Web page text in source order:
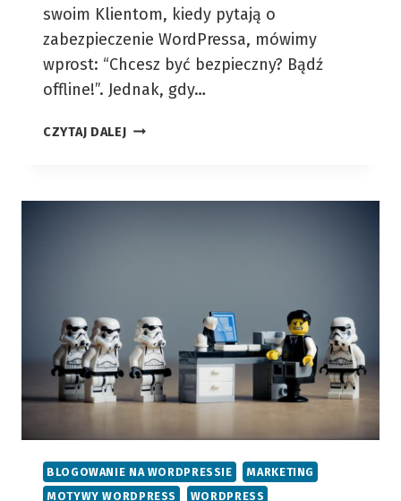
swoim Klientom, kiedy pytają o
zabezpieczenie WordPressa, mówimy
wprost: “Chcesz być bezpieczny? Bądź
offline!”. Jednak, gdy…
CZYTAJ DALEJPODNIEŚ
BLOGOWANIE NA WORDPRESSIE
MARKETING
MOTYWY WORDPRESS
WORDPRESS